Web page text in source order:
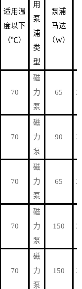
适用温
度以下
（℃）
用
泵
浦
类
型
泵浦
马达
（W）
70
磁
力
泵
65
70
磁
力
泵
90
70
磁
力
泵
65
70
磁
力
泵
150
70
磁
力
泵
150